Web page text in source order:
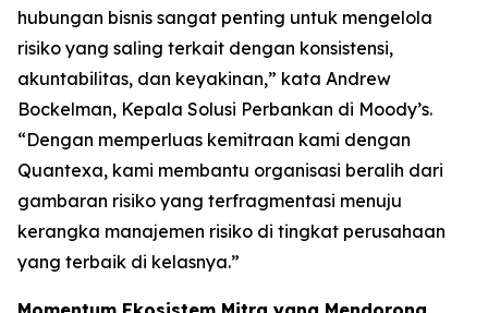
hubungan bisnis sangat penting untuk mengelola
risiko yang saling terkait dengan konsistensi,
akuntabilitas, dan keyakinan,” kata Andrew
Bockelman, Kepala Solusi Perbankan di Moody’s.
“Dengan memperluas kemitraan kami dengan
Quantexa, kami membantu organisasi beralih dari
gambaran risiko yang terfragmentasi menuju
kerangka manajemen risiko di tingkat perusahaan
yang terbaik di kelasnya.”